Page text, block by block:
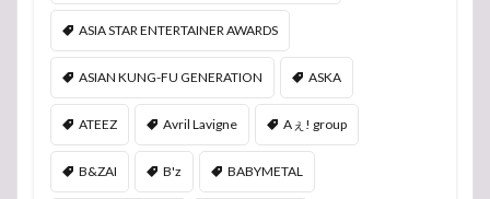
ASIA STAR ENTERTAINER AWARDS
ASIAN KUNG-FU GENERATION ASKA
ATEEZ Avril Lavigne Aぇ! group
B&ZAI B'z BABYMETAL